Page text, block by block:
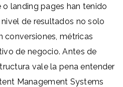
o landing pages han tenido
de resultados no solo
conversiones, métricas
de negocio. Antes de
vale la pena entender
Management Systems